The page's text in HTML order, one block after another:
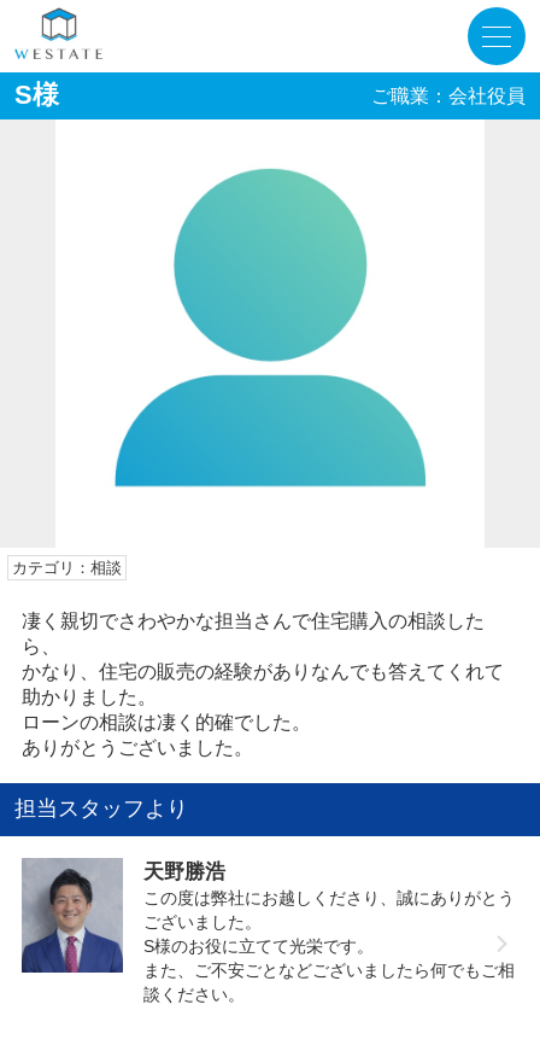
S様 ご職業：会社役員
カテゴリ：相談
凄く親切でさわやかな担当さんで住宅購入の相談した
ら、
かなり、住宅の販売の経験がありなんでも答えてくれて
助かりました。
ローンの相談は凄く的確でした。
ありがとうございました。
担当スタッフより
天野勝浩
この度は弊社にお越しくださり、誠にありがとう
ございました。
S様のお役に立てて光栄です。
また、ご不安ごとなどございましたら何でもご相
談ください。